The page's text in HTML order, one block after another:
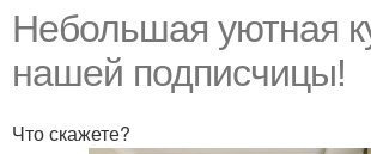
Небольшая уютная
нашей подписчицы!
Что скажете?